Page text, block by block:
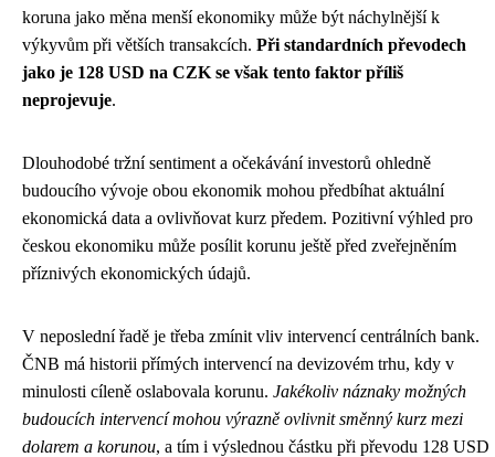
koruna jako měna menší ekonomiky může být náchylnější k
výkyvům při větších transakcích. Při standardních převodech
jako je 128 USD na CZK se však tento faktor příliš
neprojevuje.
Dlouhodobé tržní sentiment a očekávání investorů ohledně
budoucího vývoje obou ekonomik mohou předbíhat aktuální
ekonomická data a ovlivňovat kurz předem. Pozitivní výhled pro
českou ekonomiku může posílit korunu ještě před zveřejněním
příznivých ekonomických údajů.
V neposlední řadě je třeba zmínit vliv intervencí centrálních bank.
ČNB má historii přímých intervencí na devizovém trhu, kdy v
minulosti cíleně oslabovala korunu. Jakékoliv náznaky možných
budoucích intervencí mohou výrazně ovlivnit směnný kurz mezi
dolarem a korunou, a tím i výslednou částku při převodu 128 USD